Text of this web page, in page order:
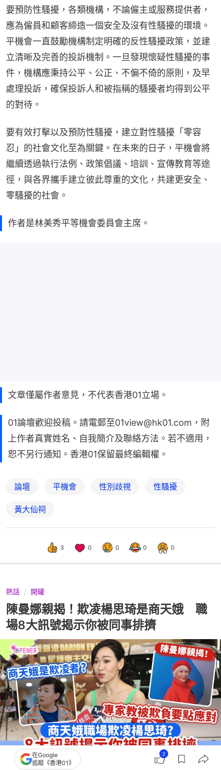
要預防性騷擾，各類機構，不論僱主或服務提供者，
應為僱員和顧客締造一個安全及沒有性騷擾的環境。
平機會一直鼓勵機構制定明確的反性騷擾政策，並建
立清晰及完善的投訴機制。一旦發現懷疑性騷擾的事
件，機構應秉持公平、公正、不偏不倚的原則，及早
處理投訴，確保投訴人和被指稱的騷擾者均得到公平
的對待。
要有效打擊以及預防性騷擾，建立對性騷擾「零容
忍」的社會文化至為關鍵。在未來的日子，平機會將
繼續透過執行法例、政策倡議、培訓、宣傳教育等途
徑，與各界攜手建立彼此尊重的文化，共建更安全、
零騷擾的社會。
作者是林美秀平等機會委員會主席。
文章僅屬作者意見，不代表香港01立場。
01論壇歡迎投稿。請電郵至01view@hk01.com，附
上作者真實姓名、自我簡介及聯絡方法。若不適用，
恕不另行通知。香港01保留最終編輯權。
論壇 平機會 性別歧視 性騷擾
黃大仙祠
3 0 0 0 0
熱話 開罐
陳曼娜親揭！欺凌楊思琦是商天娥 職
場8大訊號揭示你被同事排擠
撰文：爆檸哥
在Google
追蹤《香港01》
2